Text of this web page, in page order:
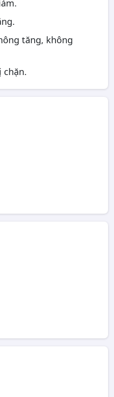
tăng, không
chặn.